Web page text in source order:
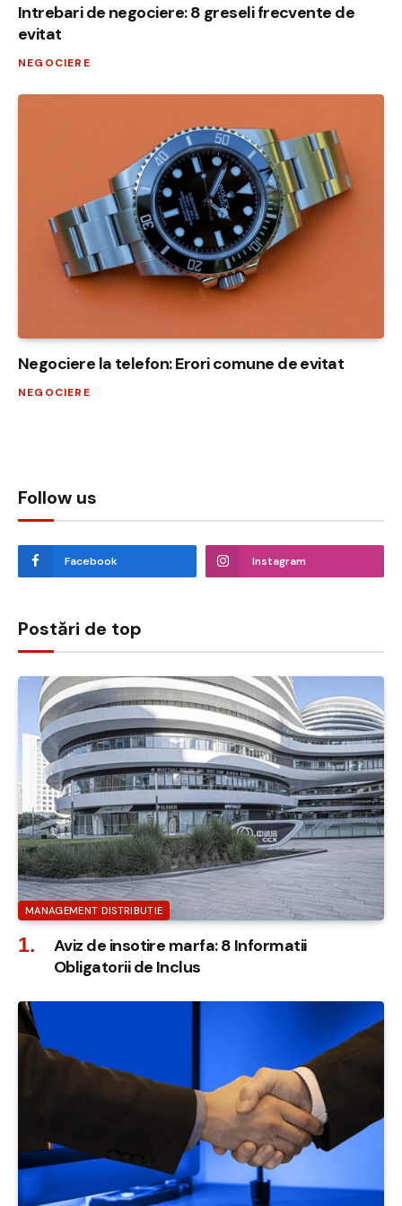
Intrebari de negociere: 8 greseli frecvente de
evitat
NEGOCIERE
Negociere la telefon: Erori comune de evitat
NEGOCIERE
Follow us
Facebook Instagram
Postări de top
MANAGEMENT DISTRIBUTIE
Aviz de insotire marfa: 8 Informatii
Obligatorii de Inclus